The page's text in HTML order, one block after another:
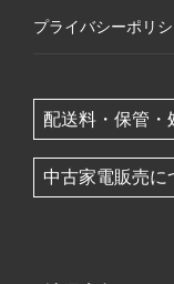
プライバシーポリ
配送料・保管・
中古家電販売に